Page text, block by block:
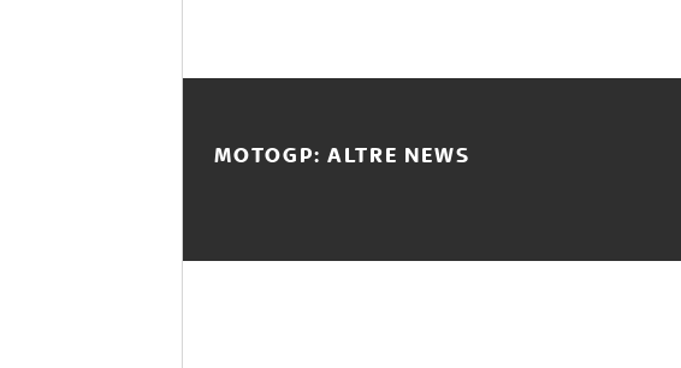
MOTOGP: ALTRE NEWS